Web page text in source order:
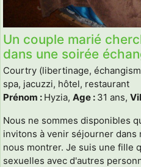
Un couple marié
dans une soirée
Courtry (libertinage,
spa, jacuzzi, hôtel, restaurant
Prénom : Hyzia, Age : 31 ans,
Nous ne sommes disponibles
invitons à venir séjourner dans
nous montrer. Je suis une fille
sexuelles avec d'autres